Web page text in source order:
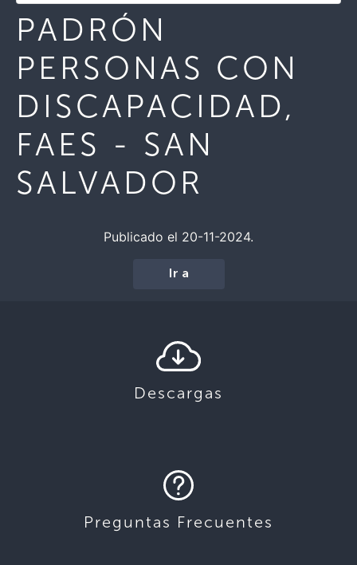
PADRÓN
PERSONAS CON
DISCAPACIDAD,
FAES - SAN
SALVADOR
Publicado el 20-11-2024.
Ir a
Descargas
Preguntas Frecuentes